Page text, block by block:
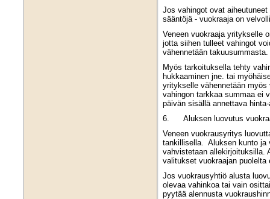
Jos vahingot ovat
sääntöjä - vuokraaja on
Veneen vuokraaja yritykselle
jotta siihen tulleet vahingot
vähennetään takuusummasta.
Myös tarkoituksella tehty
hukkaaminen jne. tai
yritykselle vähennetään
vahingon tarkkaa summaa ei
päivän sisällä annettava
6. Aluksen luovutus
Veneen vuokrausyritys
tankillisella. Aluksen kunto ja
vahvistetaan allekirjoituksilla.
valitukset vuokraajan puolelta
Jos vuokrausyhtiö alusta
olevaa vahinkoa tai vain
pyytää alennusta